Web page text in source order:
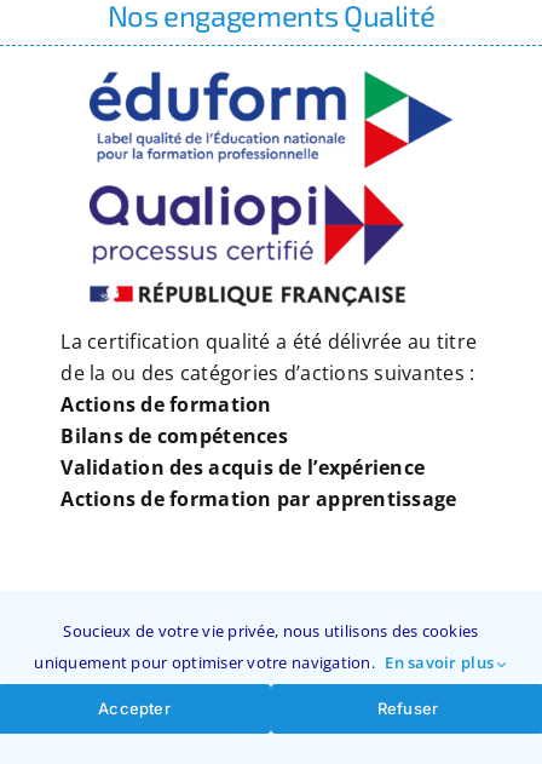
Nos engagements Qualité
La certification qualité a été délivrée au titre
de la ou des catégories d’actions suivantes :
Actions de formation
Bilans de compétences
Validation des acquis de l’expérience
Actions de formation par apprentissage
Soucieux de votre vie privée, nous utilisons des cookies
uniquement pour optimiser votre navigation. En savoir plus
Accepter Refuser